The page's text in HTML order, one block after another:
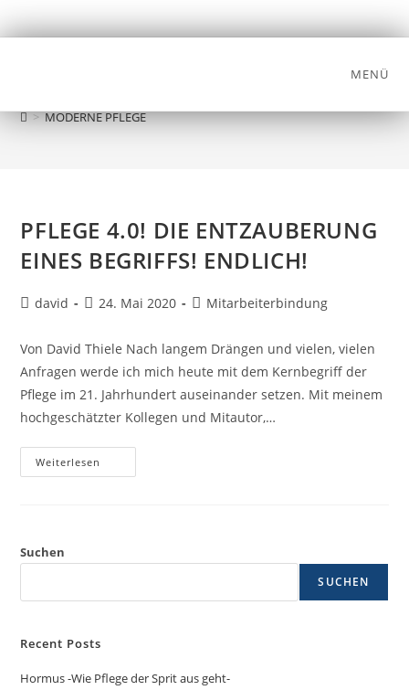
MENÜ
> MODERNE PFLEGE
PFLEGE 4.0! DIE ENTZAUBERUNG
EINES BEGRIFFS! ENDLICH!
david 24. Mai 2020 Mitarbeiterbindung
Von David Thiele Nach langem Drängen und vielen, vielen
Anfragen werde ich mich heute mit dem Kernbegriff der
Pflege im 21. Jahrhundert auseinander setzen. Mit meinem
hochgeschätzter Kollegen und Mitautor,…
Weiterlesen
Suchen
SUCHEN
Recent Posts
Hormus -Wie Pflege der Sprit aus geht-